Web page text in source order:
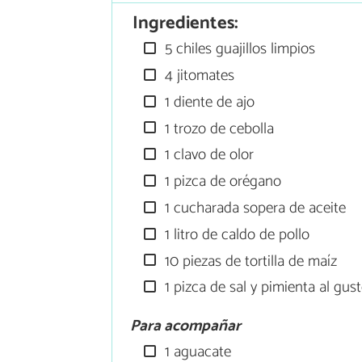
Ingredientes:
5 chiles guajillos limpios
4 jitomates
1 diente de ajo
1 trozo de cebolla
1 clavo de olor
1 pizca de orégano
1 cucharada sopera de aceite
1 litro de caldo de pollo
10 piezas de tortilla de maíz
1 pizca de sal y pimienta al
Para acompañar
1 aguacate